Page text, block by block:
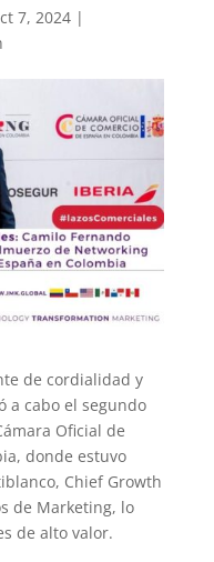
7, 2024|
de cordialidad y
a cabo el segundo
Oficial de
donde estuvo
Chief Growth
de Marketing, lo
de alto valor.